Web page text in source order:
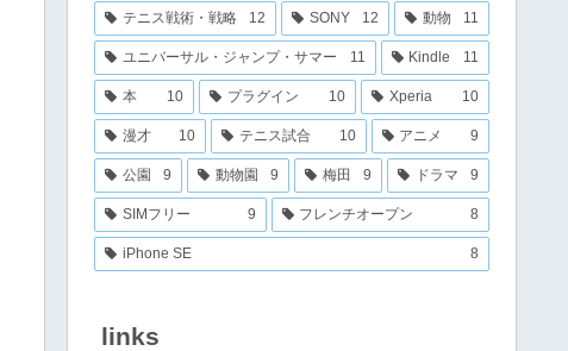
テニス戦術・戦略 12 SONY 12 動物 11
ユニバーサル・ジャンプ・サマー 11 Kindle 11
本 10 プラグイン 10 Xperia 10
漫才 10 テニス試合 10 アニメ 9
公園 9 動物園 9 梅田 9 ドラマ 9
SIMフリー 9 フレンチオープン 8
iPhone SE 8
links